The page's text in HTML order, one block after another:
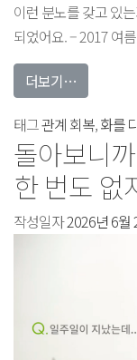
이런 분노를 갖고 있
되었어요. – 2017 여
더보기…
태그관계 회복,화를
돌아보니
한 번도
작성일자2026년 6월